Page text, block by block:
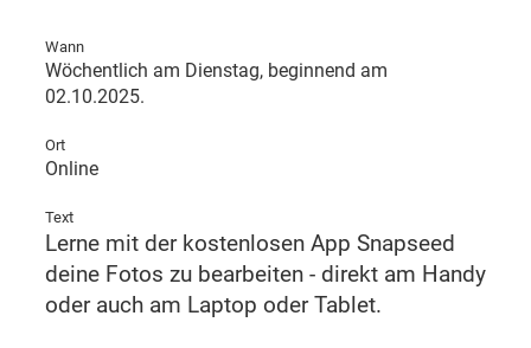
Wann
Wöchentlich am Dienstag, beginnend am
02.10.2025.
Ort
Online
Text
Lerne mit der kostenlosen App Snapseed
deine Fotos zu bearbeiten - direkt am Handy
oder auch am Laptop oder Tablet.